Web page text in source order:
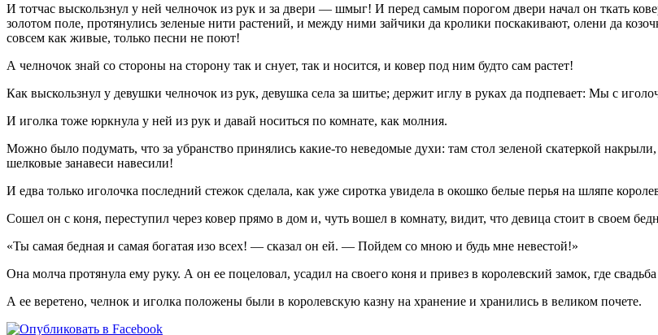
И тотчас выскользнул у ней челночок из рук и за двери — шмыг! И перед самым порогом двери начал он ткать
золотом поле, протянулись зеленые нити растений, и между ними зайчики да кролики поскакивают, олени да
совсем как живые, только песни не поют!
А челночок знай со стороны на сторону так и снует, так и носится, и ковер под ним будто сам растет!
Как выскользнул у девушки челночок из рук, девушка села за шитье; держит иглу в руках да подпевает: Мы с
И иголка тоже юркнула у ней из рук и давай носиться по комнате, как молния.
Можно было подумать, что за убранство принялись какие-то неведомые духи: там стол зеленой скатеркой
шелковые занавеси навесили!
И едва только иголочка последний стежок сделала, как уже сиротка увидела в окошко белые перья на шляпе
Сошел он с коня, переступил через ковер прямо в дом и, чуть вошел в комнату, видит, что девица стоит в своем
«Ты самая бедная и самая богатая изо всех! — сказал он ей. — Пойдем со мною и будь мне невестой!»
Она молча протянула ему руку. А он ее поцеловал, усадил на своего коня и привез в королевский замок, где
А ее веретено, челнок и иголка положены были в королевскую казну на хранение и хранились в великом почете.